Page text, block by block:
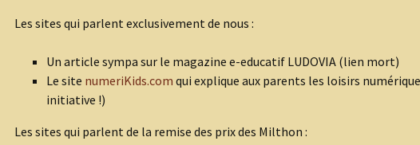
Les sites qui parlent exclusivement de nous :
Un article sympa sur le magazine e-educatif LUDOVIA (lien mort)
Le site numeriKids.com qui explique aux parents les loisirs
initiative !)
Les sites qui parlent de la remise des prix des Milthon :